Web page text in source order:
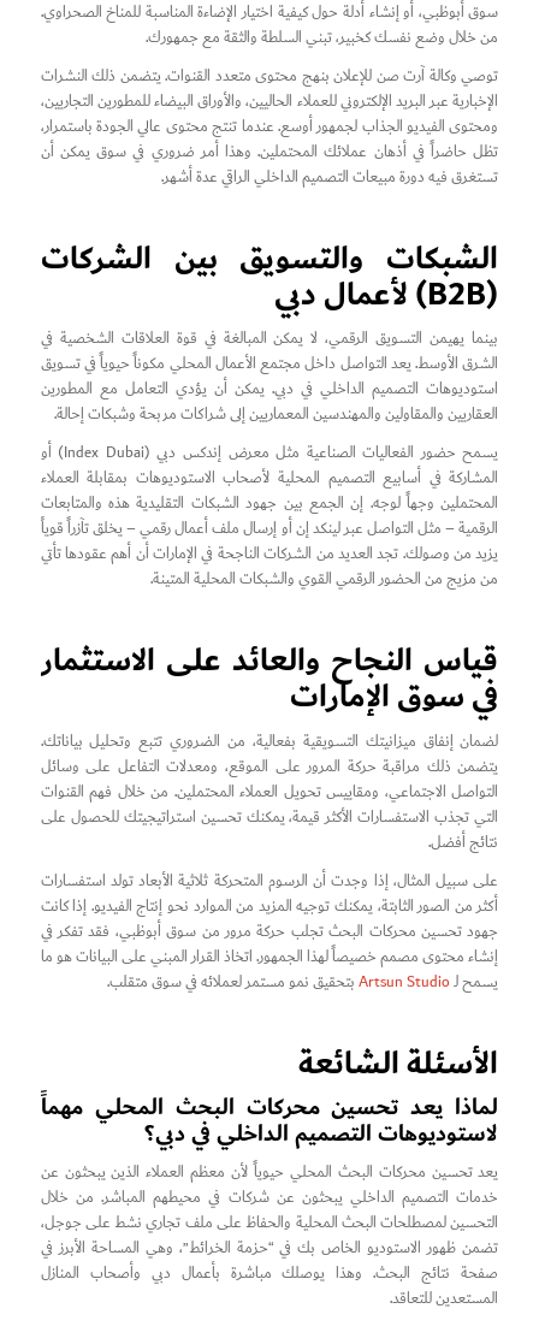
سوق أبوظبي، أو إنشاء أدلة حول كيفية اختيار الإضاءة المناسبة للمناخ الصحراوي.
من خلال وضع نفسك كخبير، تبني السلطة والثقة مع جمهورك.
توصي وكالة آرت صن للإعلان بنهج محتوى متعدد القنوات. يتضمن ذلك النشرات
الإخبارية عبر البريد الإلكتروني للعملاء الحاليين، والأوراق البيضاء للمطورين التجاريين،
ومحتوى الفيديو الجذاب لجمهور أوسع. عندما تنتج محتوى عالي الجودة باستمرار،
تظل حاضراً في أذهان عملائك المحتملين. وهذا أمر ضروري في سوق يمكن أن
تستغرق فيه دورة مبيعات التصميم الداخلي الراقي عدة أشهر.
الشبكات والتسويق بين الشركات
(B2B) لأعمال دبي
بينما يهيمن التسويق الرقمي، لا يمكن المبالغة في قوة العلاقات الشخصية في
الشرق الأوسط. يعد التواصل داخل مجتمع الأعمال المحلي مكوناً حيوياً في تسويق
استوديوهات التصميم الداخلي في دبي. يمكن أن يؤدي التعامل مع المطورين
العقاريين والمقاولين والمهندسين المعماريين إلى شراكات مربحة وشبكات إحالة.
يسمح حضور الفعاليات الصناعية مثل معرض إندكس دبي (Index Dubai) أو
المشاركة في أسابيع التصميم المحلية لأصحاب الاستوديوهات بمقابلة العملاء
المحتملين وجهاً لوجه. إن الجمع بين جهود الشبكات التقليدية هذه والمتابعات
الرقمية – مثل التواصل عبر لينكد إن أو إرسال ملف أعمال رقمي – يخلق تآزراً قوياً
يزيد من وصولك. تجد العديد من الشركات الناجحة في الإمارات أن أهم عقودها تأتي
من مزيج من الحضور الرقمي القوي والشبكات المحلية المتينة.
قياس النجاح والعائد على الاستثمار
في سوق الإمارات
لضمان إنفاق ميزانيتك التسويقية بفعالية، من الضروري تتبع وتحليل بياناتك.
يتضمن ذلك مراقبة حركة المرور على الموقع، ومعدلات التفاعل على وسائل
التواصل الاجتماعي، ومقاييس تحويل العملاء المحتملين. من خلال فهم القنوات
التي تجذب الاستفسارات الأكثر قيمة، يمكنك تحسين استراتيجيتك للحصول على
نتائج أفضل.
على سبيل المثال، إذا وجدت أن الرسوم المتحركة ثلاثية الأبعاد تولد استفسارات
أكثر من الصور الثابتة، يمكنك توجيه المزيد من الموارد نحو إنتاج الفيديو. إذا كانت
جهود تحسين محركات البحث تجلب حركة مرور من سوق أبوظبي، فقد تفكر في
إنشاء محتوى مصمم خصيصاً لهذا الجمهور. اتخاذ القرار المبني على البيانات هو ما
يسمح لـArtsun Studioبتحقيق نمو مستمر لعملائه في سوق متقلب.
الأسئلة الشائعة
لماذا يعد تحسين محركات البحث المحلي مهماً
لاستوديوهات التصميم الداخلي في دبي؟
يعد تحسين محركات البحث المحلي حيوياً لأن معظم العملاء الذين يبحثون عن
خدمات التصميم الداخلي يبحثون عن شركات في محيطهم المباشر. من خلال
التحسين لمصطلحات البحث المحلية والحفاظ على ملف تجاري نشط على جوجل،
تضمن ظهور الاستوديو الخاص بك في “حزمة الخرائط”، وهي المساحة الأبرز في
صفحة نتائج البحث. وهذا يوصلك مباشرة بأعمال دبي وأصحاب المنازل
المستعدين للتعاقد.